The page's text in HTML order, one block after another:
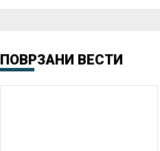
ПОВРЗАНИ ВЕСТИ